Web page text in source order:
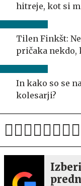
hitreje, kot si
Tilen Finkšt:
pričaka nekdo,
In kako so se
kolesarji?